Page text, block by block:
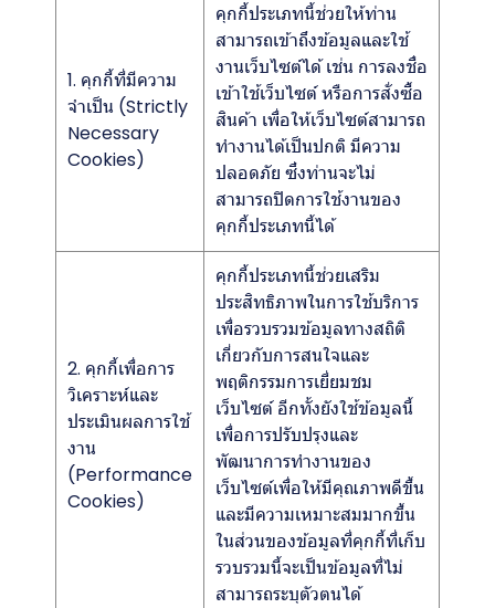
1. คุกกี้ที่มีความ
จำเป็น (Strictly
Necessary
Cookies)
คุกกี้ประเภทนี้ช่วยให้ท่าน
สามารถเข้าถึงข้อมูลและใช้
งานเว็บไซต์ได้ เช่น การลงชื่อ
เข้าใช้เว็บไซต์ หรือการสั่งซื้อ
สินค้า เพื่อให้เว็บไซต์สามารถ
ทำงานได้เป็นปกติ มีความ
ปลอดภัย ซึ่งท่านจะไม่
สามารถปิดการใช้งานของ
คุกกี้ประเภทนี้ได้
2. คุกกี้เพื่อการ
วิเคราะห์และ
ประเมินผลการใช้
งาน
(Performance
Cookies)
คุกกี้ประเภทนี้ช่วยเสริม
ประสิทธิภาพในการใช้บริการ
เพื่อรวบรวมข้อมูลทางสถิติ
เกี่ยวกับการสนใจและ
พฤติกรรมการเยี่ยมชม
เว็บไซต์ อีกทั้งยังใช้ข้อมูลนี้
เพื่อการปรับปรุงและ
พัฒนาการทำงานของ
เว็บไซต์เพื่อให้มีคุณภาพดีขึ้น
และมีความเหมาะสมมากขึ้น
ในส่วนของข้อมูลที่คุกกี้ที่เก็บ
รวบรวมนี้จะเป็นข้อมูลที่ไม่
สามารถระบุตัวตนได้